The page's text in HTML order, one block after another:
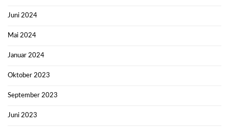
Juni 2024
Mai 2024
Januar 2024
Oktober 2023
September 2023
Juni 2023